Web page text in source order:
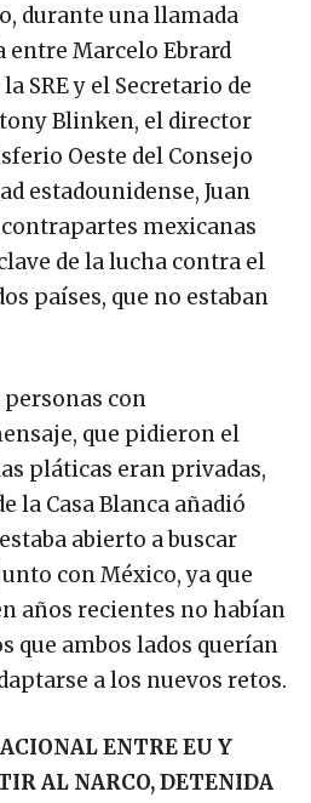
durante una llamada
Marcelo Ebrard
SRE y el Secretario de
Blinken, el director
Oeste del Consejo
estadounidense, Juan
mexicanas
de la lucha contra el
países, que no estaban
personas con
que pidieron el
pláticas eran privadas,
la Casa Blanca añadió
abierto a buscar
con México, ya que
años recientes no habían
que ambos lados querían
a los nuevos retos.
ENTRE EU Y
AL NARCO, DETENIDA